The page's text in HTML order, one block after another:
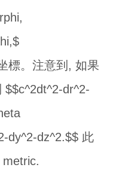
標。注意到, 如果
$$c^2dt^2-dr^2-
dy^2-dz^2.$$ 此